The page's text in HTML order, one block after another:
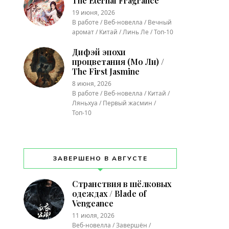
19 июня, 2026
В работе / Веб-новелла / Вечный
аромат / Китай / Линь Ле / Топ-10
Дифэй эпохи
процветания (Мо Ли) /
The First Jasmine
8 июня, 2026
В работе / Веб-новелла / Китай /
Ляньхуа / Первый жасмин /
Топ-10
ЗАВЕРШЕНО В АВГУСТЕ
Странствия в шёлковых
одеждах / Blade of
Vengeance
11 июля, 2026
Веб-новелла / Завершён /